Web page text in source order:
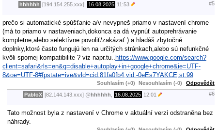
hhhhhh [194.154.255.xxx], 16.08.2025 11:53 #5
prečo si automatické spúšťanie a/v nevypneš priamo v nastavení chrome
(má to priamo v nastaveniach,dokonca sa dá vypnúť autoprehrávanie
kompletne,alebo selektívne povoliť/zakázať ) a hladáš zbytočné
doplnky,ktoré často fungujú len na určitých stránkach,alebo sú nefunkčné
kvôli spornej kompatibilite ? viz napr.tu.. https://www.google.com/search?
client=safari&rls=en&q=disable+autoplay+in+google+chrome&ie=UTF-
8&oe=UTF-8#fpstate=ive&vld=cid:81fa0fb4,vid:-0eEs7YAKCE,st:99
Souhlasím (+0) Nesouhlasím (-0) Odpovědět
PabloX [82.144.143.xxx] @hhhhhh 16.08.2025 12:01 #6
Tato možnost byla z nastavení v Chrome v aktuální verzi odstraněna bez
náhrady.